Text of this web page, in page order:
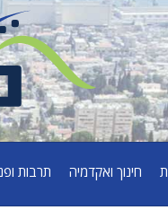
חינוך ואקדמיה תרבות